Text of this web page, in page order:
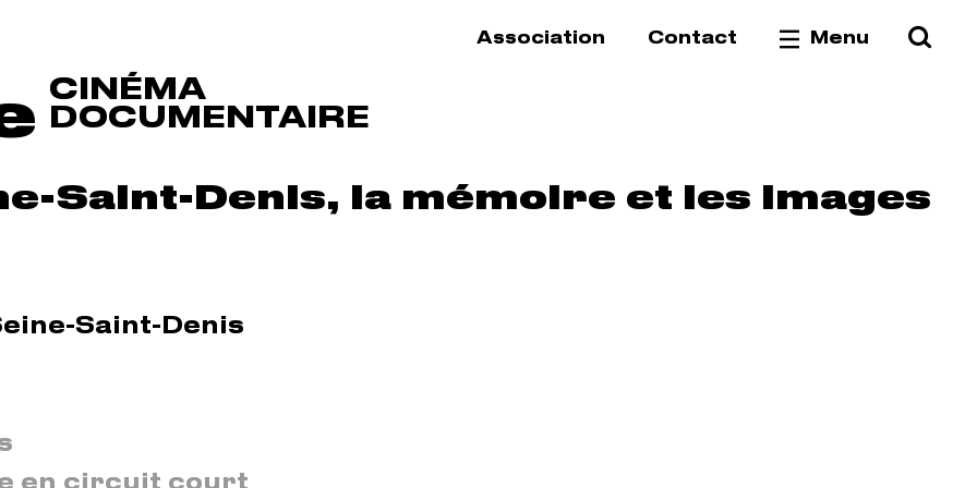
CINÉMA
DOCUMENTAIRE
Association Contact Menu
Saint-Denis, la mémoire et les images
Saint-Denis
en circuit court